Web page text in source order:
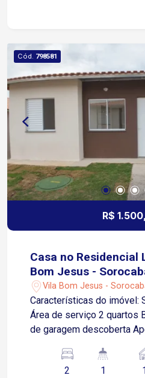
garagem. Ideal para quem procura uma casa
funcional, bem localizada e
Cód. 798581
R$
Casa no Residencial
Bom Jesus -
Vila Bom Jesus -
Características do imóvel: Sala de estar Cozinha
Área de serviço 2 quartos
de garagem descoberta Apenas 1 minuto da
do Ipatinga Cerca de 10 minutos da Avenida
2 1